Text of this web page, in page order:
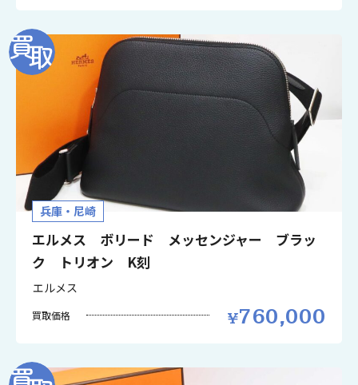
兵庫・尼崎
エルメス ボリード メッセンジャー ブラッ
ク トリオン K刻
エルメス
買取価格 760,000